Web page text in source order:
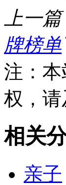
上一篇
牌榜单
注：
权，
相关
亲子